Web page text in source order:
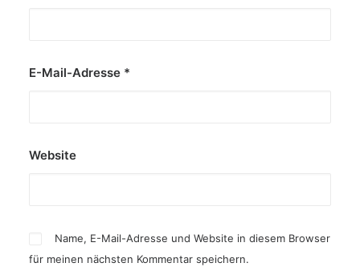
E-Mail-Adresse *
Website
Name, E-Mail-Adresse und Website in diesem Browser
für meinen nächsten Kommentar speichern.